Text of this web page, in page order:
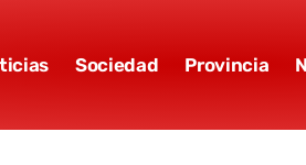
Sociedad Provincia